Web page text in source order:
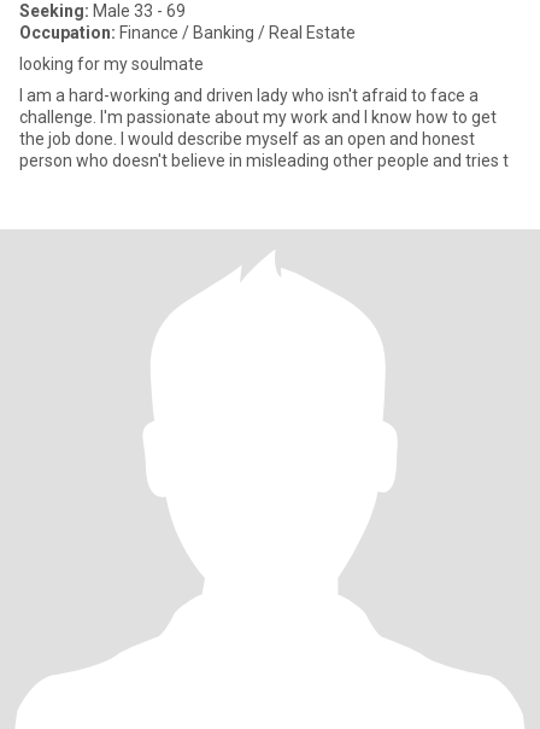
Seeking: Male 33 - 69
Occupation: Finance / Banking / Real Estate
looking for my soulmate
I am a hard-working and driven lady who isn't afraid to face a
challenge. I'm passionate about my work and I know how to get
the job done. I would describe myself as an open and honest
person who doesn't believe in misleading other people and tries t